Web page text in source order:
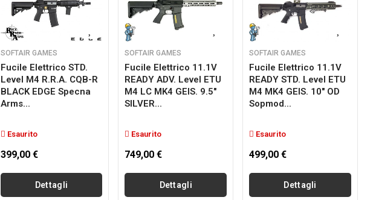
SOFTAIR GAMES
Fucile Elettrico STD.
Level M4 R.R.A. CQB-R
BLACK EDGE Specna
Arms...
Esaurito
399,00 €
Dettagli
SOFTAIR GAMES
Fucile Elettrico 11.1V
READY ADV. Level ETU
M4 LC MK4 GEIS. 9.5"
SILVER...
Esaurito
749,00 €
Dettagli
SOFTAIR GAMES
Fucile Elettrico 11.1V
READY STD. Level ETU
M4 MK4 GEIS. 10" OD
Sopmod...
Esaurito
499,00 €
Dettagli